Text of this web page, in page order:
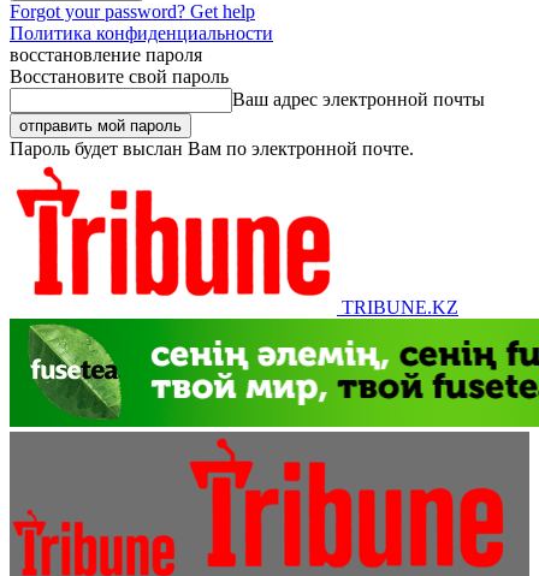
Forgot your password? Get help
Политика конфиденциальности
восстановление пароля
Восстановите свой пароль
Ваш адрес электронной почты
Пароль будет выслан Вам по электронной почте.
TRIBUNE.KZ